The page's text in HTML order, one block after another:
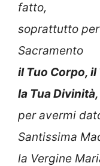
fatto,
soprattutto
Sacramento
il Tuo Corpo, il
la Tua Divinità,
per avermi
Santissima
la Vergine